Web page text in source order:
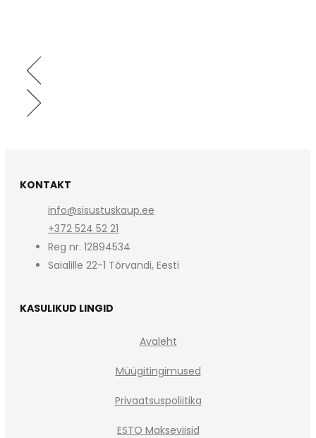
KONTAKT
info@sisustuskaup.ee
+372 524 52 21
Reg nr. 12894534
Saialille 22-1 Tõrvandi, Eesti
KASULIKUD LINGID
Avaleht
Müügitingimused
Privaatsuspoliitika
ESTO Makseviisid